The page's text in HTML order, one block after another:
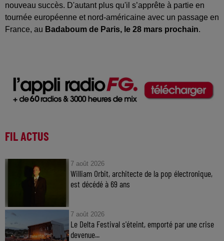
nouveau succès. D'autant plus qu'il s’apprête à partie en
tournée européenne et nord-américaine avec un passage en
France, au Badaboum de Paris, le 28 mars prochain.
FIL ACTUS
7 août 2026
William Orbit, architecte de la pop électronique,
est décédé à 69 ans
7 août 2026
Le Delta Festival s'éteint, emporté par une crise
devenue...